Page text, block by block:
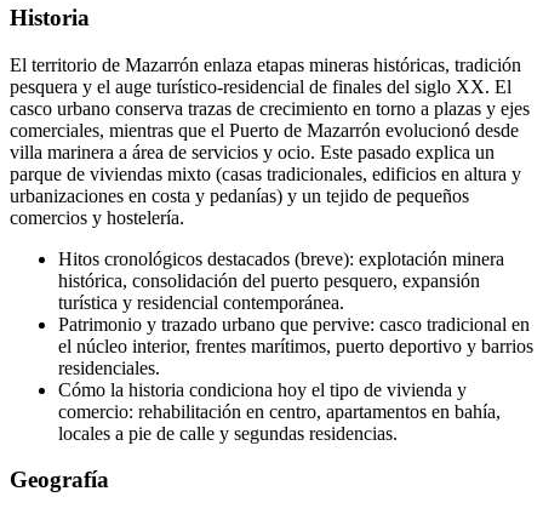
Historia
El territorio de Mazarrón enlaza etapas mineras históricas, tradición
pesquera y el auge turístico-residencial de finales del siglo XX. El
casco urbano conserva trazas de crecimiento en torno a plazas y ejes
comerciales, mientras que el Puerto de Mazarrón evolucionó desde
villa marinera a área de servicios y ocio. Este pasado explica un
parque de viviendas mixto (casas tradicionales, edificios en altura y
urbanizaciones en costa y pedanías) y un tejido de pequeños
comercios y hostelería.
Hitos cronológicos destacados (breve): explotación minera
histórica, consolidación del puerto pesquero, expansión
turística y residencial contemporánea.
Patrimonio y trazado urbano que pervive: casco tradicional en
el núcleo interior, frentes marítimos, puerto deportivo y barrios
residenciales.
Cómo la historia condiciona hoy el tipo de vivienda y
comercio: rehabilitación en centro, apartamentos en bahía,
locales a pie de calle y segundas residencias.
Geografía